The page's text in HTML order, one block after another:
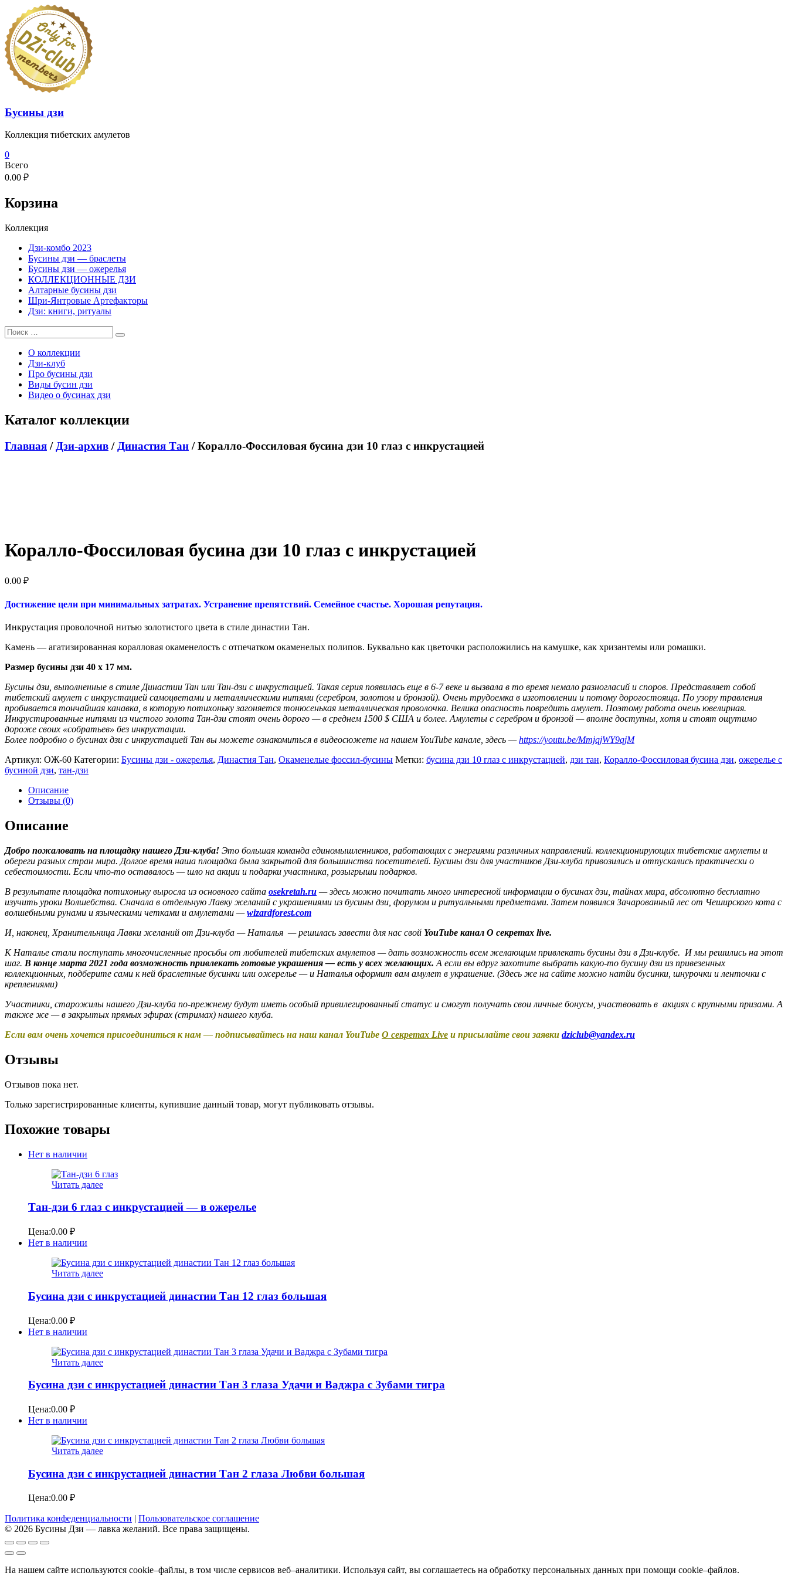
Перейти
содержимому
Бусины дзи
Коллекция тибетских амулетов
0
Всего
0.00 ₽
Корзина
Коллекция
Дзи-комбо 2023
Бусины дзи — браслеты
Бусины дзи — ожерелья
КОЛЛЕКЦИОННЫЕ ДЗИ
Алтарные бусины дзи
Шри-Янтровые Артефакторы
Дзи: книги, ритуалы
О коллекции
Дзи-клуб
Про бусины дзи
Виды бусин дзи
Видео о бусинах дзи
Каталог коллекции
Главная / Дзи-архив / Династия Тан / Коралло-Фоссиловая бусина дзи 10 глаз с инкрустацией
Коралло-Фоссиловая бусина дзи 10 глаз с инкрустацией
0.00 ₽
Достижение цели при минимальных затратах. Устранение препятствий. Семейное счастье. Хорошая репутация.
Инкрустация проволочной нитью золотистого цвета в стиле династии Тан.
Камень — агатизированная коралловая окаменелость с отпечатком окаменелых полипов. Буквально как цветочки расположились на камушке, как хризантемы или ромашки.
Размер бусины дзи 40 х 17 мм.
Бусины дзи, выполненные в стиле Династии Тан или Тан-дзи с инкрустацией. Такая серия появилась еще в 6-7 веке и вызвала в то время немало разногласий и споров. Представляет собой
тибетский амулет с инкрустацией самоцветами и металлическими нитями (серебром, золотом и бронзой). Очень трудоемка в изготовлении и потому дорогостояща. По узору травления
пробивается тончайшая канавка, в которую потихоньку загоняется тонюсенькая металлическая проволочка. Велика опасность повредить амулет. Поэтому работа очень ювелирная.
Инкрустированные нитями из чистого золота Тан-дзи стоят очень дорого — в среднем 1500 $ США и более. Амулеты с серебром и бронзой — вполне доступны, хотя и стоят ощутимо
дороже своих «собратьев» без инкрустации.
Более подробно о бусинах дзи с инкрустацией Тан вы можете ознакомиться в видеосюжете на нашем YouTube канале, здесь —https://youtu.be/MmjqjWY9qjM
Артикул: ОЖ-60 Категории: Бусины дзи - ожерелья, Династия Тан, Окаменелые фоссил-бусины Метки: бусина дзи 10 глаз с инкрустацией, дзи тан, Коралло-Фоссиловая бусина дзи, ожерелье с
бусиной дзи, тан-дзи
Описание
Отзывы (0)
Описание
Добро пожаловать на площадку нашего Дзи-клуба! Это большая команда единомышленников, работающих с энергиями различных направлений. коллекционирующих тибетские амулеты и
обереги разных стран мира. Долгое время наша площадка была закрытой для большинства посетителей. Бусины дзи для участников Дзи-клуба привозились и отпускались практически о
себестоимости. Если что-то оставалось — шло на акции и подарки участника, розыгрыши подарков.
В результате площадка потихоньку выросла из основного сайта osekretah.ru — здесь можно почитать много интересной информации о бусинах дзи, тайнах мира, абсолютно бесплатно
изучить уроки Волшебства. Сначала в отдельную Лавку желаний с украшениями из бусины дзи, форумом и ритуальными предметами. Затем появился Зачарованный лес от Чеширского кота с
волшебными рунами и языческими четками и амулетами —wizardforest.com
И, наконец, Хранительница Лавки желаний от Дзи-клуба — Наталья — решилась завести для нас свой YouTube канал О секретах live.
К Наталье стали поступать многочисленные просьбы от любителей тибетских амулетов — дать возможность всем желающим привлекать бусины дзи в Дзи-клубе. И мы решились на этот
шаг. В конце марта 2021 года возможность привлекать готовые украшения — есть у всех желающих. А если вы вдруг захотите выбрать какую-то бусину дзи из привезенных
коллекционных, подберите сами к ней браслетные бусинки или ожерелье — и Наталья оформит вам амулет в украшение. (Здесь же на сайте можно натйи бусинки, шнурочки и ленточки с
креплениями)
Участники, старожилы нашего Дзи-клуба по-прежнему будут иметь особый привилегированный статус и смогут получать свои личные бонусы, участвовать в акциях с крупными призами. А
также же — в закрытых прямых эфирах (стримах) нашего клуба.
Если вам очень хочется присоединиться к нам — подписывайтесь на наш канал YouTube О секретах Live и присылайте свои заявки dziclub@yandex.ru
Отзывы
Отзывов пока нет.
Только зарегистрированные клиенты, купившие данный товар, могут публиковать отзывы.
Похожие товары
Нет в наличии
Читать далее
Тан-дзи 6 глаз с инкрустацией — в ожерелье
Цена:0.00 ₽
Нет в наличии
Читать далее
Бусина дзи с инкрустацией династии Тан 12 глаз большая
Цена:0.00 ₽
Нет в наличии
Читать далее
Бусина дзи с инкрустацией династии Тан 3 глаза Удачи и Ваджра с Зубами тигра
Цена:0.00 ₽
Нет в наличии
Читать далее
Бусина дзи с инкрустацией династии Тан 2 глаза Любви большая
Цена:0.00 ₽
Политика конфеденциальности | Пользовательское соглашение
© 2026 Бусины Дзи — лавка желаний. Все права защищены.
На нашем сайте используются cookie–файлы, в том числе сервисов веб–аналитики. Используя сайт, вы соглашаетесь на обработку персональных данных при помощи cookie–файлов.